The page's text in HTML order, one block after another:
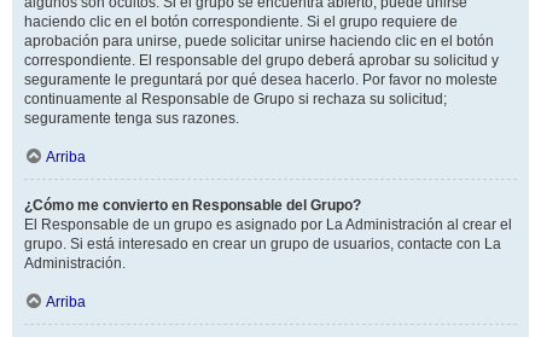
haciendo clic en el botón correspondiente. Si el grupo requiere de
aprobación para unirse, puede solicitar unirse haciendo clic en el botón
correspondiente. El responsable del grupo deberá aprobar su solicitud y
seguramente le preguntará por qué desea hacerlo. Por favor no moleste
continuamente al Responsable de Grupo si rechaza su solicitud;
seguramente tenga sus razones.
Arriba
¿Cómo me convierto en Responsable del Grupo?
El Responsable de un grupo es asignado por La Administración al crear el
grupo. Si está interesado en crear un grupo de usuarios, contacte con La
Administración.
Arriba